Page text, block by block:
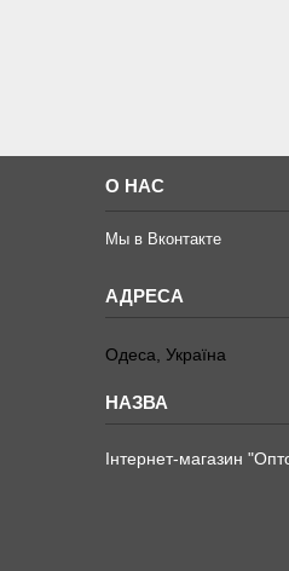
О НАС
Мы в Вконтакте
Одеса, Україна
Інтернет-магазин